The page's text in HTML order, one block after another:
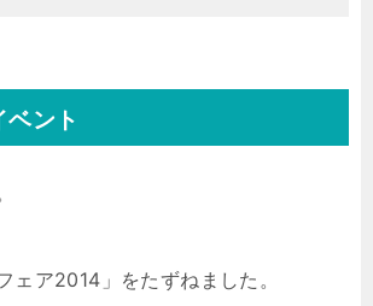
ント
ェア2014」をたずねました。